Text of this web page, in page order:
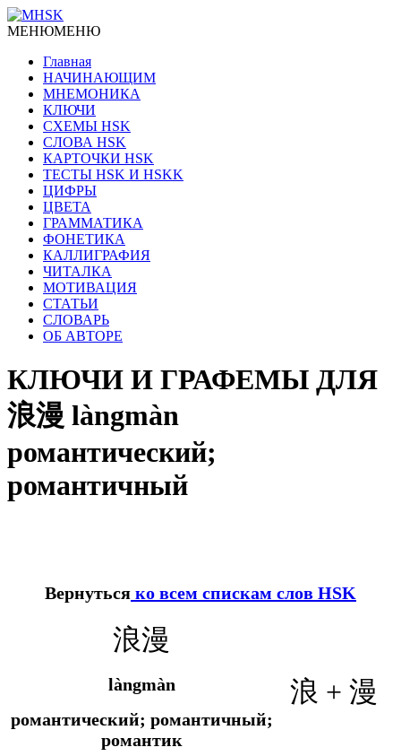
МЕНЮМЕНЮ
Главная
НАЧИНАЮЩИМ
МНЕМОНИКА
КЛЮЧИ
СХЕМЫ HSK
СЛОВА HSK
КАРТОЧКИ HSK
ТЕСТЫ HSK И HSKK
ЦИФРЫ
ЦВЕТА
ГРАММАТИКА
ФОНЕТИКА
КАЛЛИГРАФИЯ
ЧИТАЛКА
МОТИВАЦИЯ
СТАТЬИ
СЛОВАРЬ
ОБ АВТОРЕ
КЛЮЧИ И ГРАФЕМЫ ДЛЯ
浪漫 làngmàn
романтический;
романтичный
Вернуться ко всем спискам слов HSK
浪漫
làngmàn
романтический; романтичный;
романтик
浪 + 漫